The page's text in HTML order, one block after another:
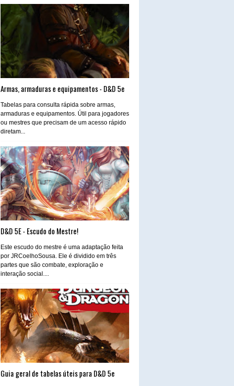
Armas, armaduras e equipamentos - D&D 5e
Tabelas para consulta rápida sobre armas,
armaduras e equipamentos. Útil para jogadores
ou mestres que precisam de um acesso rápido
diretam...
D&D 5E - Escudo do Mestre!
Este escudo do mestre é uma adaptação feita
por JRCoelhoSousa. Ele é dividido em três
partes que são combate, exploração e
interação social....
Guia geral de tabelas úteis para D&D 5e